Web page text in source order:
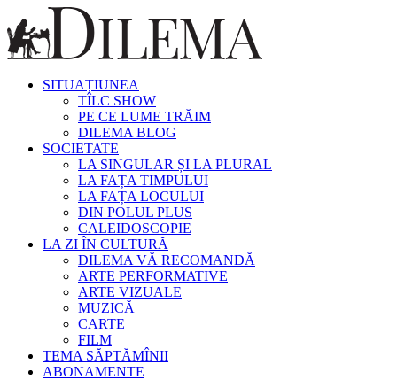
SITUAȚIUNEA
TÎLC SHOW
PE CE LUME TRĂIM
DILEMA BLOG
SOCIETATE
LA SINGULAR ȘI LA PLURAL
LA FAȚA TIMPULUI
LA FAȚA LOCULUI
DIN POLUL PLUS
CALEIDOSCOPIE
LA ZI ÎN CULTURĂ
DILEMA VĂ RECOMANDĂ
ARTE PERFORMATIVE
ARTE VIZUALE
MUZICĂ
CARTE
FILM
TEMA SĂPTĂMÎNII
ABONAMENTE